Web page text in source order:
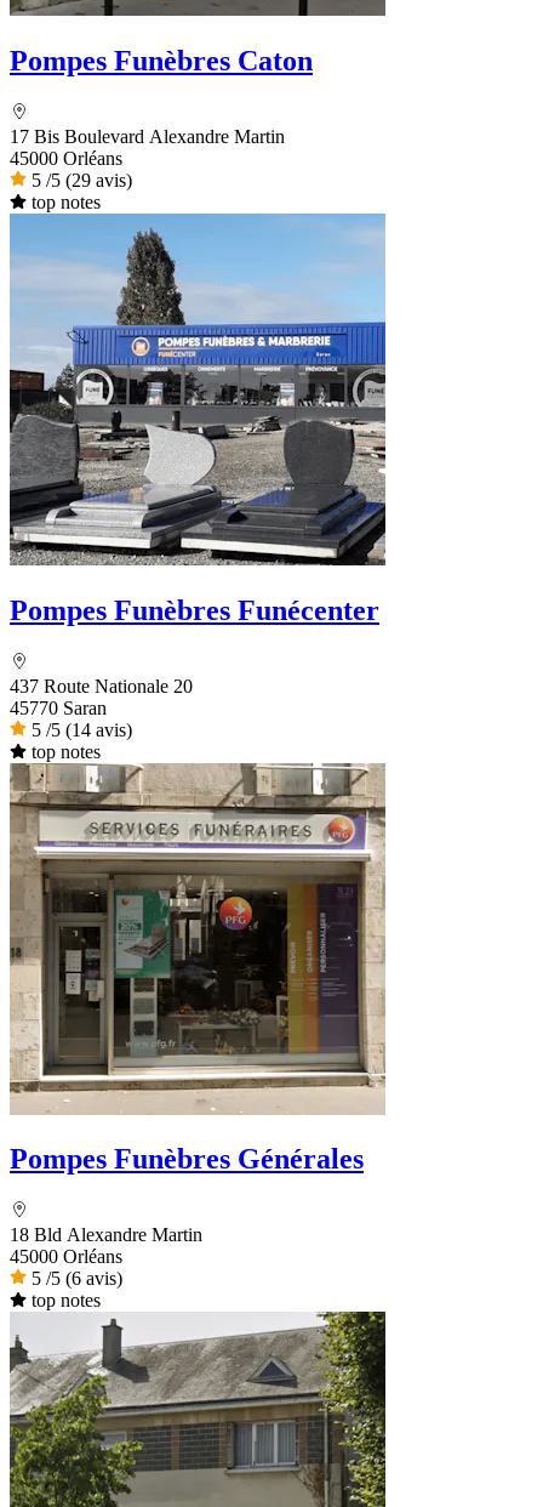
Pompes Funèbres Caton
17 Bis Boulevard Alexandre Martin
45000 Orléans
5 /5 (29 avis)
top notes
Pompes Funèbres Funécenter
437 Route Nationale 20
45770 Saran
5 /5 (14 avis)
top notes
Pompes Funèbres Générales
18 Bld Alexandre Martin
45000 Orléans
5 /5 (6 avis)
top notes